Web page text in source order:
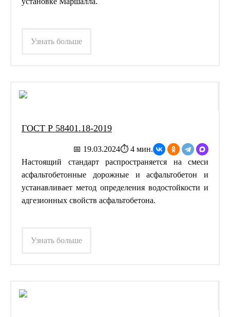
Узнать больше
ГОСТ Р 58401.18-2019
📅 19.03.2024⏱ 4 мин.
Настоящий стандарт распространяется на смеси
асфальтобетонные дорожные и асфальтобетон и
устанавливает метод определения водостойкости и
адгезионных свойств асфальтобетона.
Узнать больше